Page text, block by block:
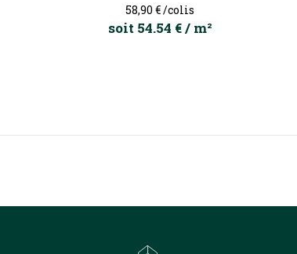
Prix
58,90 €/colis
soit 54.54 € / m²